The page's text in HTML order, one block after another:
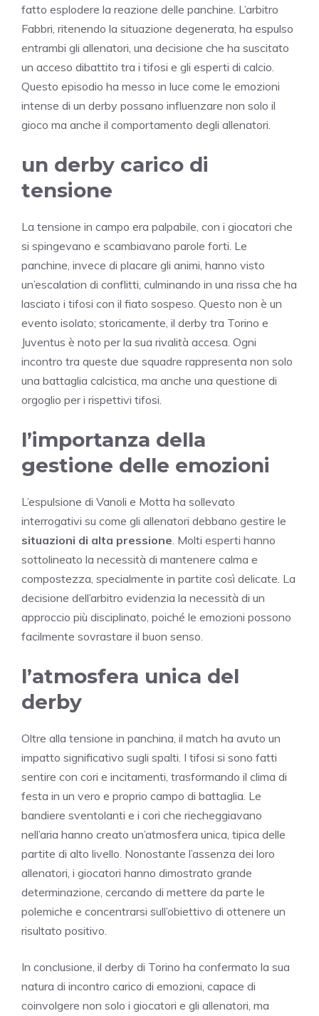
fatto esplodere la reazione delle panchine. L’arbitro
Fabbri, ritenendo la situazione degenerata, ha espulso
entrambi gli allenatori, una decisione che ha suscitato
un acceso dibattito tra i tifosi e gli esperti di calcio.
Questo episodio ha messo in luce come le emozioni
intense di un derby possano influenzare non solo il
gioco ma anche il comportamento degli allenatori.
un derby carico di
tensione
La tensione in campo era palpabile, con i giocatori che
si spingevano e scambiavano parole forti. Le
panchine, invece di placare gli animi, hanno visto
un’escalation di conflitti, culminando in una rissa che ha
lasciato i tifosi con il fiato sospeso. Questo non è un
evento isolato; storicamente, il derby tra Torino e
Juventus è noto per la sua rivalità accesa. Ogni
incontro tra queste due squadre rappresenta non solo
una battaglia calcistica, ma anche una questione di
orgoglio per i rispettivi tifosi.
l’importanza della
gestione delle emozioni
L’espulsione di Vanoli e Motta ha sollevato
interrogativi su come gli allenatori debbano gestire le
situazioni di alta pressione . Molti esperti hanno
sottolineato la necessità di mantenere calma e
compostezza, specialmente in partite così delicate. La
decisione dell’arbitro evidenzia la necessità di un
approccio più disciplinato, poiché le emozioni possono
facilmente sovrastare il buon senso.
l’atmosfera unica del
derby
Oltre alla tensione in panchina, il match ha avuto un
impatto significativo sugli spalti. I tifosi si sono fatti
sentire con cori e incitamenti, trasformando il clima di
festa in un vero e proprio campo di battaglia. Le
bandiere sventolanti e i cori che riecheggiavano
nell’aria hanno creato un’atmosfera unica, tipica delle
partite di alto livello. Nonostante l’assenza dei loro
allenatori, i giocatori hanno dimostrato grande
determinazione, cercando di mettere da parte le
polemiche e concentrarsi sull’obiettivo di ottenere un
risultato positivo.
In conclusione, il derby di Torino ha confermato la sua
natura di incontro carico di emozioni, capace di
coinvolgere non solo i giocatori e gli allenatori, ma